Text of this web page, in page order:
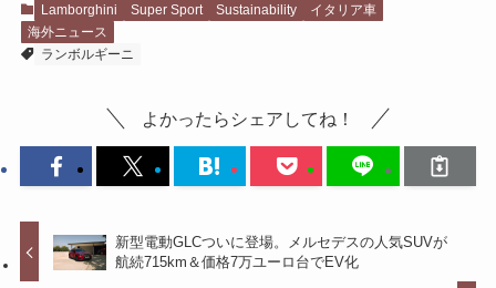
Lamborghini Super Sport Sustainability
イタリア車
海外ニュース
ランボルギーニ
よかったらシェアしてね！
新型電動GLCついに登場。メルセデスの人気SUVが
航続715km＆価格7万ユーロ台でEV化